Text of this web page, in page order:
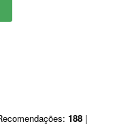
188 |